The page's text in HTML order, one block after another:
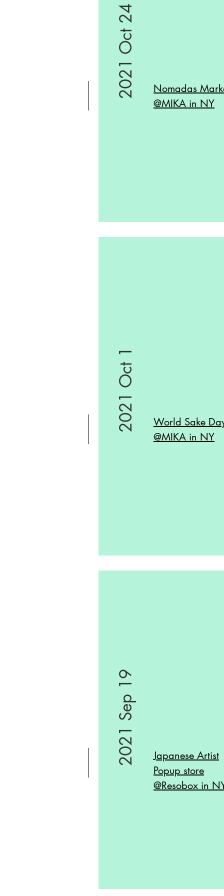
2021 Oct 24
Nomadas
@MIKA in NY
2021 Oct 1
World Sake
@MIKA in NY
2021 Sep 19
Japanese Artist
Popup store
@Resobox in